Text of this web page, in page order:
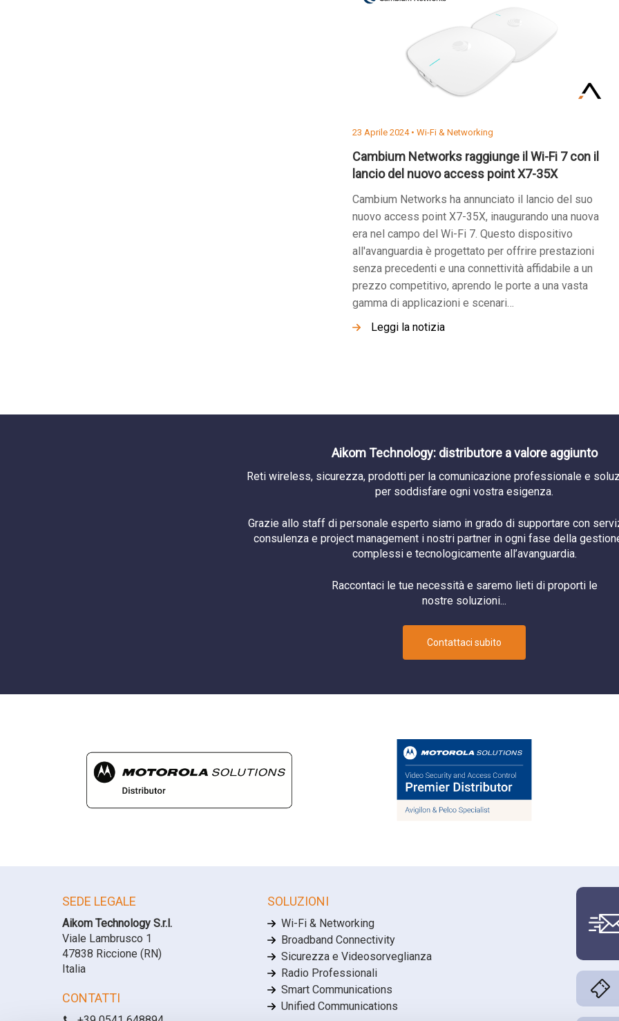
23 Aprile 2024 • Wi-Fi & Networking
Cambium Networks raggiunge il Wi-Fi 7 con il
lancio del nuovo access point X7-35X
Cambium Networks ha annunciato il lancio del suo
nuovo access point X7-35X, inaugurando una nuova
era nel campo del Wi-Fi 7. Questo dispositivo
all'avanguardia è progettato per offrire prestazioni
senza precedenti e una connettività affidabile a un
prezzo competitivo, aprendo le porte a una vasta
gamma di applicazioni e scenari…
Leggi la notizia
Aikom Technology: distributore a valore aggiunto
Reti wireless, sicurezza, prodotti per la comunicazione professionale e
per soddisfare ogni vostra esigenza.
Grazie allo staff di personale esperto siamo in grado di supportare con
consulenza e project management i nostri partner in ogni fase della
complessi e tecnologicamente all’avanguardia.
Raccontaci le tue necessità e saremo lieti di proporti le
nostre soluzioni...
Contattaci subito
SEDE LEGALE
Aikom Technology S.r.l.
Viale Lambrusco 1
47838 Riccione (RN)
Italia
CONTATTI
SOLUZIONI
Wi-Fi & Networking
Broadband Connectivity
Sicurezza e Videosorveglianza
Radio Professionali
Smart Communications
Unified Communications